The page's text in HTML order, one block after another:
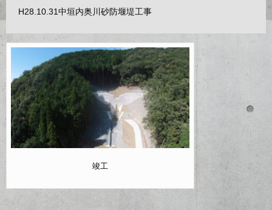
H28.10.31中垣内奥川砂防堰堤工事
竣工